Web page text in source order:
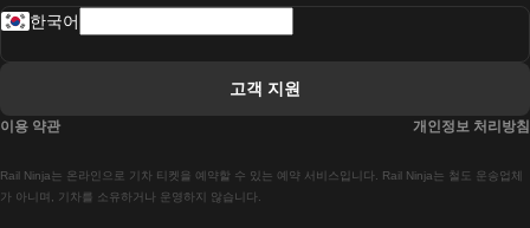
마드리드-리스본 열차
Rail Ninja는 온라인으로 기차 티켓을 예약할 수 있는 예약 서비스입니다. Rail Ninja는 철도 운송업체
가 아니며, 기차를 소유하거나 운영하지 않습니다.
한국어
고객 지원
이용 약관 개인정보 처리방침